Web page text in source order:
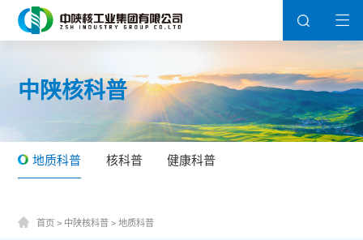
中陕核科普
地质科普 核科普 健康科普
首页> 中陕核科普> 地质科普